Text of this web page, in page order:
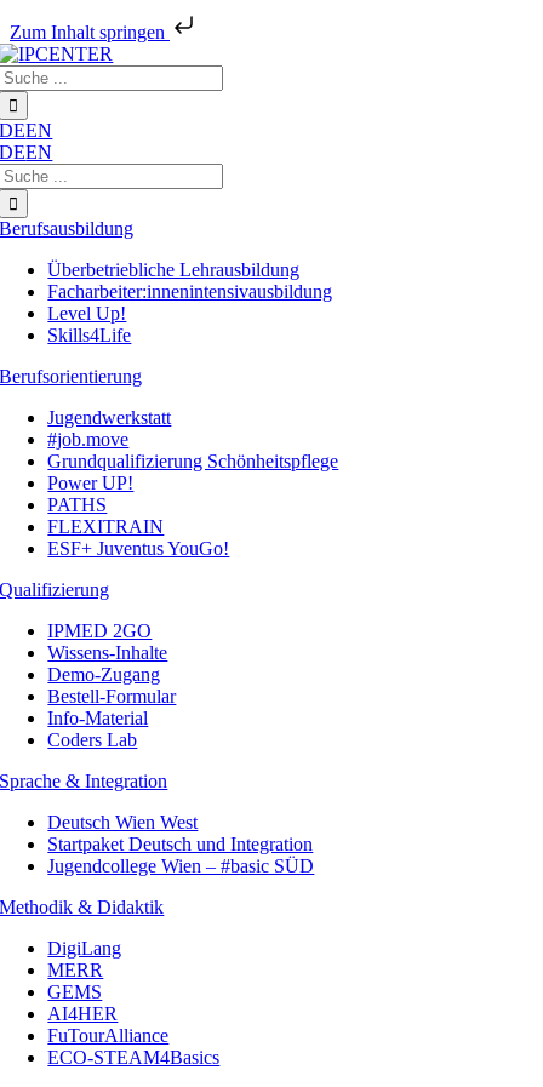
Zum Inhalt springen
Zum
Inhalt
springen
DEEN
DEEN
Berufsausbildung
Überbetriebliche Lehrausbildung
Facharbeiter:innenintensivausbildung
Level Up!
Skills4Life
Berufsorientierung
Jugendwerkstatt
#job.move
Grundqualifizierung Schönheitspflege
Power UP!
PATHS
FLEXITRAIN
ESF+ Juventus YouGo!
Qualifizierung
IPMED 2GO
Wissens-Inhalte
Demo-Zugang
Bestell-Formular
Info-Material
Coders Lab
Sprache & Integration
Deutsch Wien West
Startpaket Deutsch und Integration
Jugendcollege Wien – #basic SÜD
Methodik & Didaktik
DigiLang
MERR
GEMS
AI4HER
FuTourAlliance
ECO-STEAM4Basics